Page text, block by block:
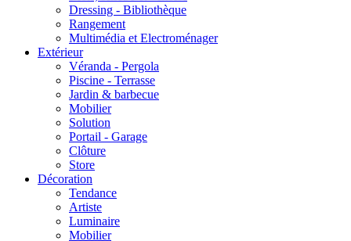
Dressing - Bibliothèque
Rangement
Multimédia et Electroménager
Extérieur
Véranda - Pergola
Piscine - Terrasse
Jardin & barbecue
Mobilier
Solution
Portail - Garage
Clôture
Store
Décoration
Tendance
Artiste
Luminaire
Mobilier